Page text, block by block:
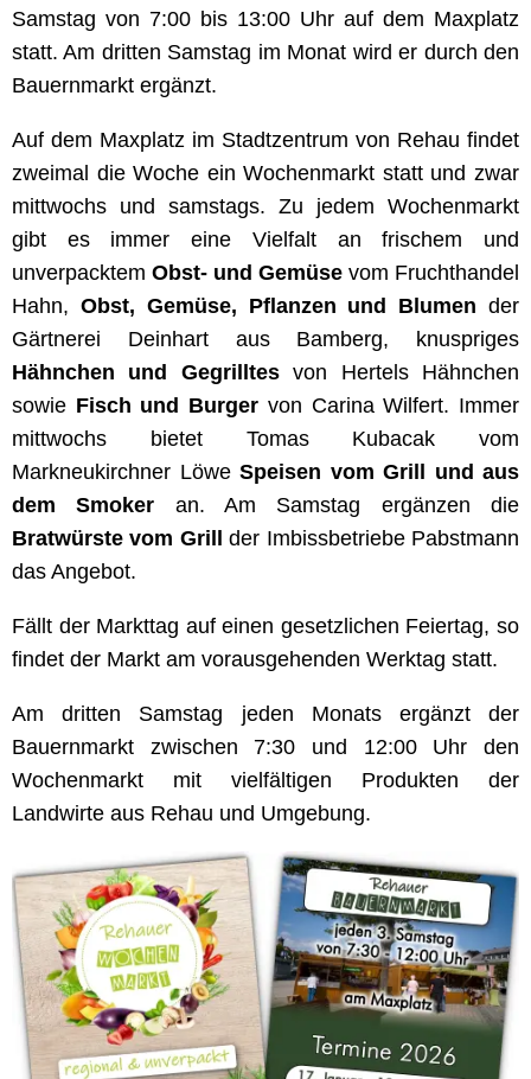
Samstag von 7:00 bis 13:00 Uhr auf dem Maxplatz
statt. Am dritten Samstag im Monat wird er durch den
Bauernmarkt ergänzt.
Auf dem Maxplatz im Stadtzentrum von Rehau findet
zweimal die Woche ein Wochenmarkt statt und zwar
mittwochs und samstags. Zu jedem Wochenmarkt
gibt es immer eine Vielfalt an frischem und
unverpacktem Obst- und Gemüse vom Fruchthandel
Hahn, Obst, Gemüse, Pflanzen und Blumen der
Gärtnerei Deinhart aus Bamberg, knuspriges
Hähnchen und Gegrilltesvon Hertels Hähnchen
sowie Fisch und Burger von Carina Wilfert. Immer
mittwochs bietet Tomas Kubacak vom
Markneukirchner Löwe Speisen vom Grill und aus
dem Smoker an. Am Samstag ergänzen die
Bratwürste vom Grill
der Imbissbetriebe Pabstmann
das Angebot.
Fällt der Markttag auf einen gesetzlichen Feiertag, so
findet der Markt am vorausgehenden Werktag statt.
Am dritten Samstag jeden Monats ergänzt der
Bauernmarkt zwischen 7:30 und 12:00 Uhr den
Wochenmarkt mit vielfältigen Produkten der
Landwirte aus Rehau und Umgebung.